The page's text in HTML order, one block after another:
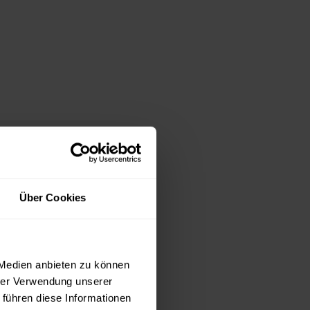
Über Cookies
anbieten zu können
Verwendung unserer
diese Informationen